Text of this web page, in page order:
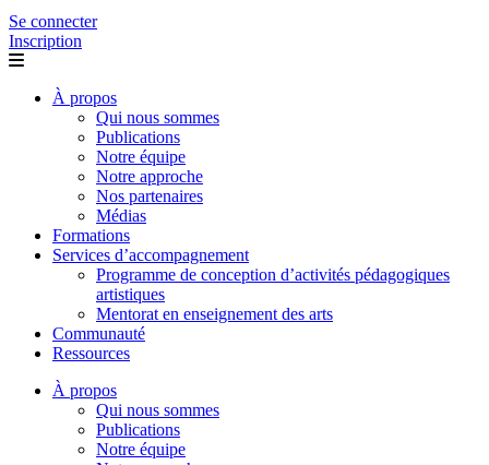
Se connecter
Inscription
À propos
Qui nous sommes
Publications
Notre équipe
Notre approche
Nos partenaires
Médias
Formations
Services d’accompagnement
Programme de conception d’activités pédagogiques
artistiques
Mentorat en enseignement des arts
Communauté
Ressources
À propos
Qui nous sommes
Publications
Notre équipe